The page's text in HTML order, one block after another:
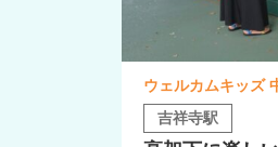
ウェルカムキッズ
吉祥寺駅